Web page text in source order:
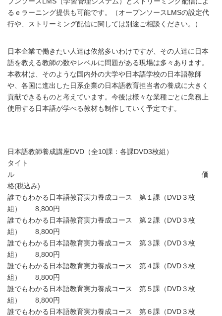
るｅラーニング提供も可能です。（オープンソースLMSの設定代
行や、ストリーミング配信に関しては別途ご相談ください。）
日本企業で働きたい人達は依然多いわけですが、その人達に日本
語を教える教師の数やレベルに問題がある現場は多々あります。
本教材は、そのような国内外の大学や日本語学校の日本語教師
や、各国に進出した日系企業の日本語教育担当者の養成に大きく
貢献できるものと考えています。今後は様々な業種ごとに業務上
使用する日本語が学べる教材も制作していく予定です。
日本語教師養成講座DVD（全10課：各課DVD3枚組）
タイト
ル 価
格(税込み)
誰でもわかる日本語教育実力養成コース 第１課（DVD３枚
組） 8,800円
誰でもわかる日本語教育実力養成コース 第２課（DVD３枚
組） 8,800円
誰でもわかる日本語教育実力養成コース 第３課（DVD３枚
組） 8,800円
誰でもわかる日本語教育実力養成コース 第４課（DVD３枚
組） 8,800円
誰でもわかる日本語教育実力養成コース 第５課（DVD３枚
組） 8,800円
誰でもわかる日本語教育実力養成コース 第６課（DVD３枚